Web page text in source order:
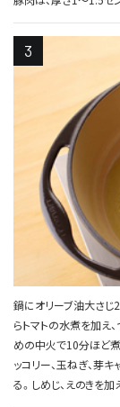
鍋にオリーブ油大さじ
らトマトの水煮を加え
めの中火で10分ほど煮
ッコリー、玉ねぎ、芽
る。しめじ、えのきを